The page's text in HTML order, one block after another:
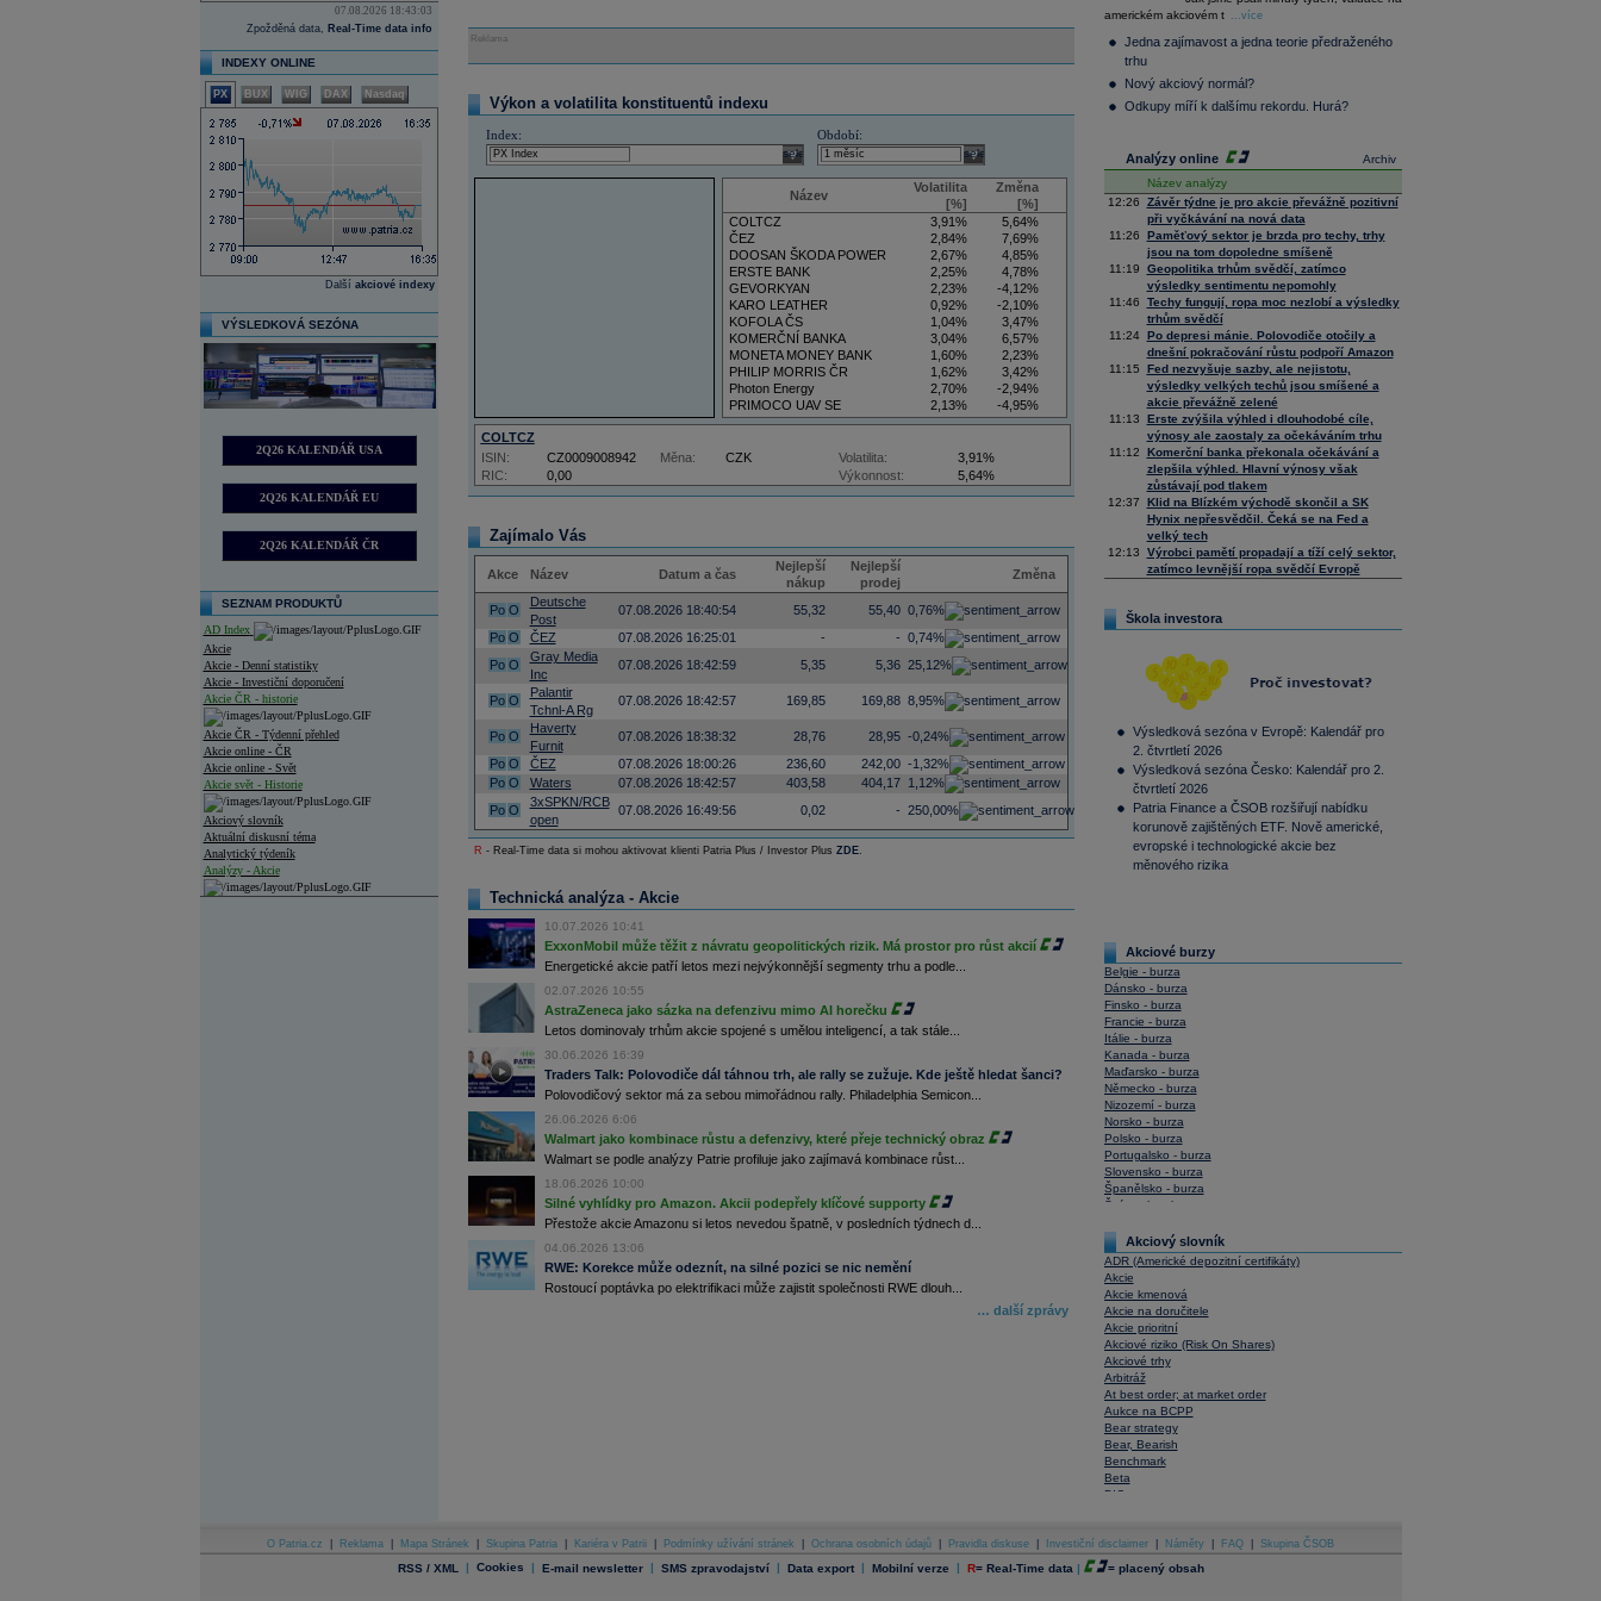
07.08.2026 18:43:03
Zpožděná data, Real-Time data info
INDEXY ONLINE
PX BUX WIG DAX Nasdaq
Další akciové indexy
VÝSLEDKOVÁ SEZÓNA
2Q26 KALENDÁŘ USA
2Q26 KALENDÁŘ EU
2Q26 KALENDÁŘ ČR
SEZNAM PRODUKTŮ
AD Index
Akcie
Akcie - Denní statistiky
Akcie - Investiční doporučení
Akcie ČR - historie
Akcie ČR - Týdenní přehled
Akcie online - ČR
Akcie online - Svět
Akcie svět - Historie
Akciový slovník
Aktuální diskusní téma
Analytický týdeník
Analýzy - Akcie
DATA EXPORT
Databanka - Akcie
Reklama
Výkon a volatilita konstituentů indexu
Index:
select
Období:
select
Název
Volatilita
[%]
Změna
[%]
COLTCZ
3,91%
5,64%
ČEZ
2,84%
7,69%
DOOSAN ŠKODA POWER
2,67%
4,85%
ERSTE BANK
2,25%
4,78%
GEVORKYAN
2,23%
-4,12%
KARO LEATHER
0,92%
-2,10%
KOFOLA ČS
1,04%
3,47%
KOMERČNÍ BANKA
3,04%
6,57%
MONETA MONEY BANK
1,60%
2,23%
PHILIP MORRIS ČR
1,62%
3,42%
Photon Energy
2,70%
-2,94%
PRIMOCO UAV SE
2,13%
-4,95%
VIG
4,09%
11,61%
COLTCZ
RIC: 0,00
ISIN: CZ0009008942 Měna: CZK Volatilita:
3,91%
Výkonnost:
5,64%
Zajímalo Vás
Akce Název Datum a čas
Nejlepší
nákup
Nejlepší
prodej
Změna
Po O
Deutsche
Post
07.08.2026 18:40:54 55,32 55,40 0,76%
Po O ČEZ 07.08.2026 16:25:01 - - 0,74%
Po O
Gray Media
Inc
07.08.2026 18:42:59 5,35 5,36 25,12%
Po O
Palantir
Tchnl-A Rg
07.08.2026 18:42:57 169,85 169,88 8,95%
Po O
Haverty
Furnit
07.08.2026 18:38:32 28,76 28,95 -0,24%
Po O ČEZ 07.08.2026 18:00:26 236,60 242,00 -1,32%
Po O Waters 07.08.2026 18:42:57 403,58 404,17
1,12%
Po O
3xSPKN/RCB
open
07.08.2026 16:49:56 0,02 - 250,00%
R - Real-Time data si mohou aktivovat klienti Patria Plus / Investor Plus ZDE.
Technická analýza - Akcie
10.07.2026 10:41
ExxonMobil může těžit z návratu geopolitických rizik. Má prostor pro růst akcií
Energetické akcie patří letos mezi nejvýkonnější segmenty trhu a podle...
02.07.2026 10:55
AstraZeneca jako sázka na defenzivu mimo AI horečku
Letos dominovaly trhům akcie spojené s umělou inteligencí, a tak stále...
30.06.2026 16:39
Traders Talk: Polovodiče dál táhnou trh, ale rally se zužuje. Kde ještě hledat šanci?
Polovodičový sektor má za sebou mimořádnou rally. Philadelphia Semicon...
26.06.2026 6:06
Walmart jako kombinace růstu a defenzivy, které přeje technický obraz
Walmart se podle analýzy Patrie profiluje jako zajímavá kombinace růst...
18.06.2026 10:00
Silné vyhlídky pro Amazon. Akcii podepřely klíčové supporty
Přestože akcie Amazonu si letos nevedou špatně, v posledních týdnech d...
04.06.2026 13:06
RWE: Korekce může odeznít, na silné pozici se nic nemění
Rostoucí poptávka po elektrifikaci může zajistit společnosti RWE dlouh...
… další zprávy
Composite
36 311,89 0,49
Tecdax
Performance
index
4 068,78
americkém akciovém t
...více
Jedna zajímavost a jedna teorie předraženého
trhu
Nový akciový normál?
Odkupy míří k dalšímu rekordu. Hurá?
Archiv
Analýzy online
Název analýzy
12:26
Závěr týdne je pro akcie převážně pozitivní
při vyčkávání na nová data
11:26
Paměťový sektor je brzda pro techy, trhy
jsou na tom dopoledne smíšeně
11:19
Geopolitika trhům svědčí, zatímco
výsledky sentimentu nepomohly
11:46
Techy fungují, ropa moc nezlobí a výsledky
trhům svědčí
11:24
Po depresi mánie. Polovodiče otočily a
dnešní pokračování růstu podpoří Amazon
11:15
Fed nezvyšuje sazby, ale nejistotu,
výsledky velkých techů jsou smíšené a
akcie převážně zelené
11:13
Erste zvýšila výhled i dlouhodobé cíle,
výnosy ale zaostaly za očekáváním trhu
11:12
Komerční banka překonala očekávání a
zlepšila výhled. Hlavní výnosy však
zůstávají pod tlakem
12:37
Klid na Blízkém východě skončil a SK
Hynix nepřesvědčil. Čeká se na Fed a
velký tech
12:13
Výrobci pamětí propadají a tíží celý sektor,
zatímco levnější ropa svědčí Evropě
Škola investora
Výsledková sezóna v Evropě: Kalendář pro
2. čtvrtletí 2026
Výsledková sezóna Česko: Kalendář pro 2.
čtvrtletí 2026
Patria Finance a ČSOB rozšiřují nabídku
korunově zajištěných ETF. Nově americké,
evropské i technologické akcie bez
měnového rizika
Akciové burzy
Belgie - burza
Dánsko - burza
Finsko - burza
Francie - burza
Itálie - burza
Kanada - burza
Maďarsko - burza
Německo - burza
Nizozemí - burza
Norsko - burza
Polsko - burza
Portugalsko - burza
Slovensko - burza
Španělsko - burza
Švýcarsko - burza
Akciový slovník
ADR (Americké depozitní certifikáty)
Akcie
Akcie kmenová
Akcie na doručitele
Akcie prioritní
Akciové riziko (Risk On Shares)
Akciové trhy
Arbitráž
At best order; at market order
Aukce na BCPP
Bear strategy
Bear, Bearish
Benchmark
Beta
BIC
Bonita
Book To Bill Ratio
Book Value
O Patria.cz Reklama Mapa Stránek Skupina Patria Kariéra v Patrii Podmínky užívání stránek Ochrana osobních údajů Pravidla diskuse Investiční disclaimer Náměty FAQ Skupina ČSOB
RSS / XML | Cookies | E-mail newsletter | SMS zpravodajství | Data export | Mobilní verze | R= Real-Time data | = placený obsah